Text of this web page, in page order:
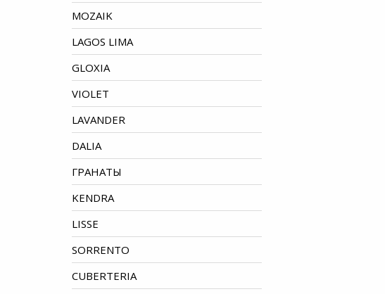
MOZAIK
LAGOS LIMA
GLOXIA
VIOLET
LAVANDER
DALIA
ГРАНАТЫ
KENDRA
LISSE
SORRENTO
CUBERTERIA